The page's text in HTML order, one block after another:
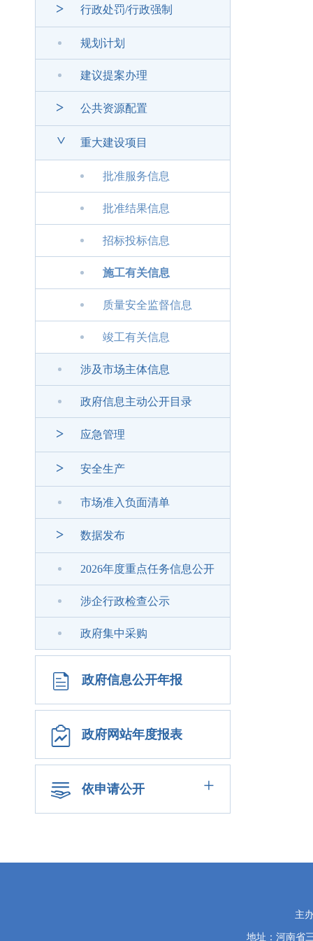
> 行政处罚/行政强制
规划计划
建议提案办理
> 公共资源配置
> 重大建设项目
批准服务信息
批准结果信息
招标投标信息
施工有关信息
质量安全监督信息
竣工有关信息
涉及市场主体信息
政府信息主动公开目录
> 应急管理
> 安全生产
市场准入负面清单
> 数据发布
2026年度重点任务信息公开
涉企行政检查公示
政府集中采购
政府信息公开年报
政府网站年度报表
依申请公开 +
主
地址：河南省